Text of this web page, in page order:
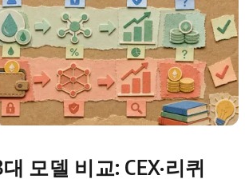
모델 비교: CEX·리퀴